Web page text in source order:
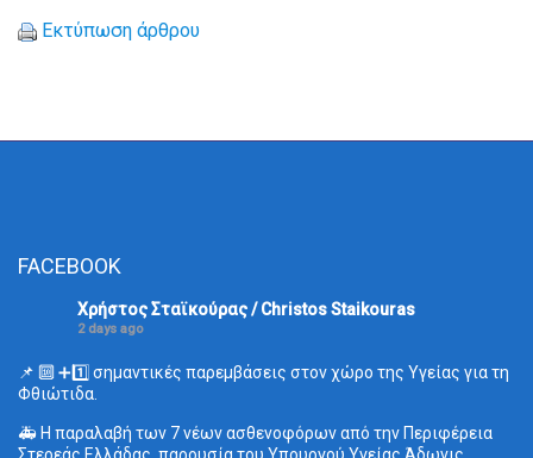
Εκτύπωση άρθρου
FACEBOOK
Χρήστος Σταϊκούρας / Christos Staikouras
2 days ago
📌 🔟 ➕1️⃣ σημαντικές παρεμβάσεις στον χώρο της Υγείας για τη
Φθιώτιδα.
🚑 Η παραλαβή των 7 νέων ασθενοφόρων από την Περιφέρεια